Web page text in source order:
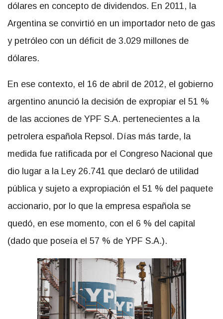
dólares en concepto de dividendos. En 2011, la
Argentina se convirtió en un importador neto de gas
y petróleo con un déficit de 3.029 millones de
dólares.
En ese contexto, el 16 de abril de 2012, el gobierno
argentino anunció la decisión de expropiar el 51 %
de las acciones de YPF S.A. pertenecientes a la
petrolera española Repsol. Días más tarde, la
medida fue ratificada por el Congreso Nacional que
dio lugar a la Ley 26.741 que declaró de utilidad
pública y sujeto a expropiación el 51 % del paquete
accionario, por lo que la empresa española se
quedó, en ese momento, con el 6 % del capital
(dado que poseía el 57 % de YPF S.A.).